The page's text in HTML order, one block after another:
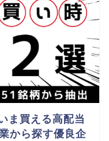
ま買える高配当
から探す優良企